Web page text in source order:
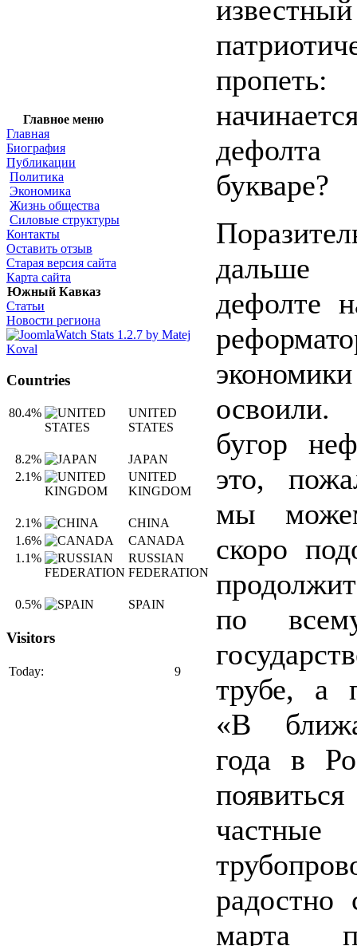
Главное меню
Главная
Биография
Публикации
Политика
Экономика
Жизнь общества
Силовые структуры
Контакты
Оставить отзыв
Старая версия сайта
Карта сайта
Южный Кавказ
Статьи
Новости региона
Countries
80.4%
UNITED
STATES
8.2%
JAPAN
2.1%
UNITED
KINGDOM
2.1%
CHINA
1.6%
CANADA
1.1%
RUSSIAN
FEDERATION
0.5% SPAIN
Visitors
Today: 9
известный
букваре?
дальше
дефолте
бугор
это,
мы
скоро
по
трубе, а
«В
года в
частные
радостно
марта